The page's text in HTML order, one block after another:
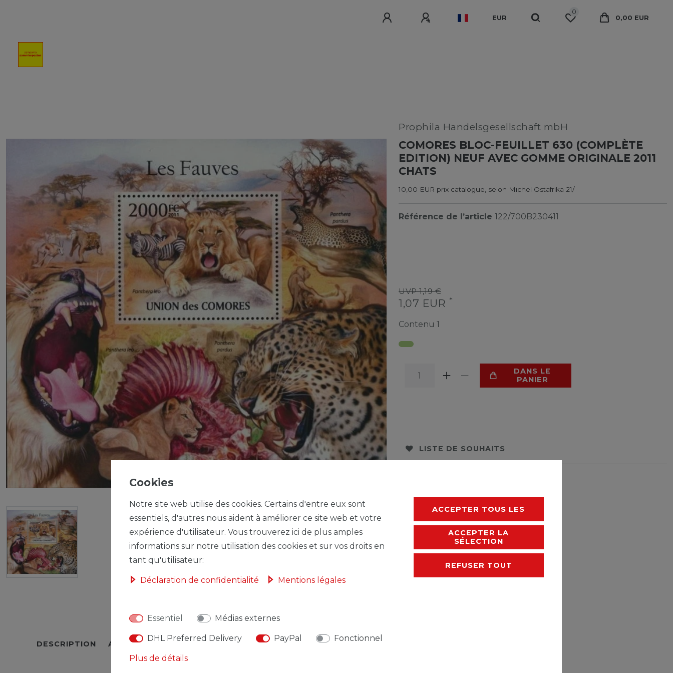
EUR
0
0,00 EUR
Prophila Handelsgesellschaft mbH
COMORES BLOC-FEUILLET 630 (COMPLÈTE
EDITION) NEUF AVEC GOMME ORIGINALE 2011
CHATS
10,00 EUR prix catalogue, selon Michel Ostafrika 21/
Référence de l’article 122/700B230411
UVP 1,19 €
1,07 EUR *
Contenu 1
DANS LE
PANIER
LISTE DE SOUHAITS
DESCRIPTION AUTRES DÉTAILS RESPONSABLE DE L'UE FABRICANT
Cookies
Notre site web utilise des cookies. Certains d'entre eux sont
essentiels, d'autres nous aident à améliorer ce site web et votre
expérience d'utilisateur. Vous trouverez ici de plus amples
informations sur notre utilisation des cookies et sur vos droits en
tant qu'utilisateur:
Déclaration de confidentialité Mentions légales
Essentiel Médias externes
DHL Preferred Delivery PayPal Fonctionnel
Plus de détails
ACCEPTER TOUS LES
ACCEPTER LA
SÉLECTION
REFUSER TOUT